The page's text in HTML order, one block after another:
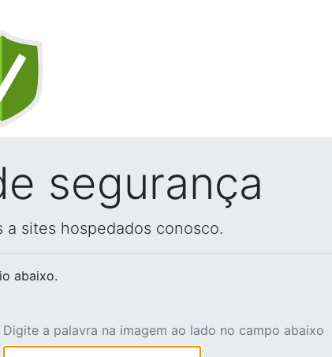
segurança
sites hospedados conosco.
abaixo.
Digite a palavra na imagem ao lado no campo abaixo